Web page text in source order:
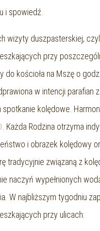
i spowiedź.
wizyty duszpasterskiej,
przy
do kościoła na Mszę o
w intencji parafian
spotkanie kolędowe.
. Każda Rodzina otrzyma
i obrazek kolędowy
tradycyjnie związaną z
naczyń wypełnionych
W najbliższym tygodniu
przy ulicach: